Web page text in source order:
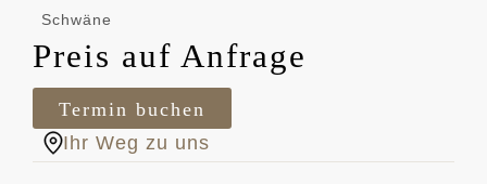
Schwäne
Preis auf Anfrage
Termin buchen
Ihr Weg zu uns